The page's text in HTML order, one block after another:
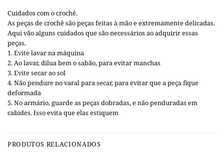
Cuidados com o crochê.
As peças de crochê são peças feitas à mão e extremamente delicadas.
Aqui vão alguns cuidados que são necessários ao adquirir essas
peças.
1. Evite lavar na máquina
2. Ao lavar, dilua bem o sabão, para evitar manchas
3. Evite secar ao sol
4. Não pendure no varal para secar, para evitar que a peça fique
deformada
5. No armário, guarde as peças dobradas, e não penduradas em
cabides. Isso evita que elas estiquem
PRODUTOS RELACIONADOS